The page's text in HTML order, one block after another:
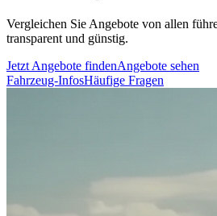
Vergleichen Sie Angebote von allen
transparent und günstig.
Jetzt Angebote findenAngebote sehen
Fahrzeug-InfosHäufige Fragen